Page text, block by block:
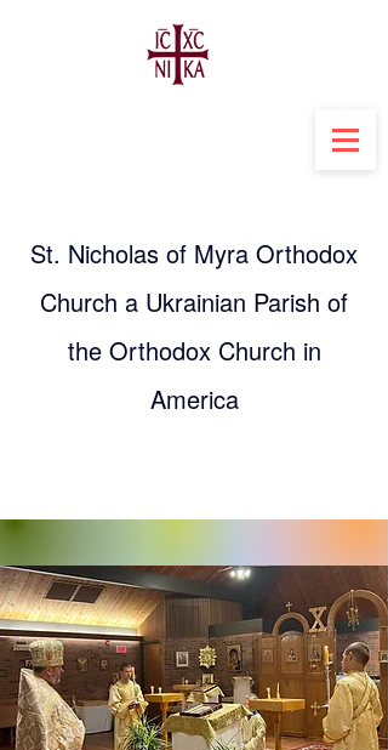
St. Nicholas of Myra Orthodox
Church a Ukrainian Parish of
the Orthodox Church in
America